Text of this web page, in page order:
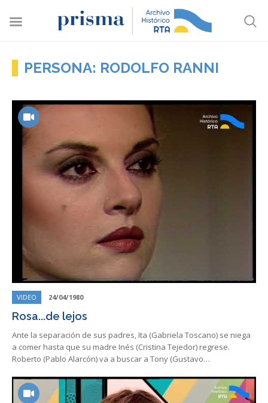
PERSONA: RODOLFO RANNI
VIDEO 24/04/1980
Rosa...de lejos
Ante la separación de sus padres, Ita (Gabriela Toscano) se niega
a comer hasta que su madre Inés (Cristina Tejedor) regrese.
Roberto (Pablo Alarcón) va a buscar a Tony (Gustavo…